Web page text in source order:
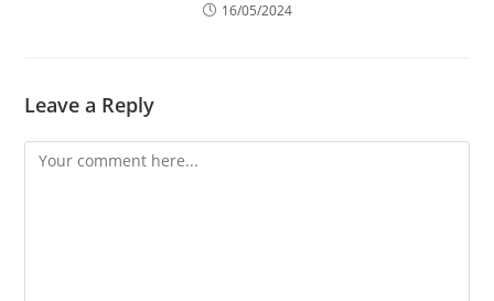
16/05/2024
Leave a Reply
Comment